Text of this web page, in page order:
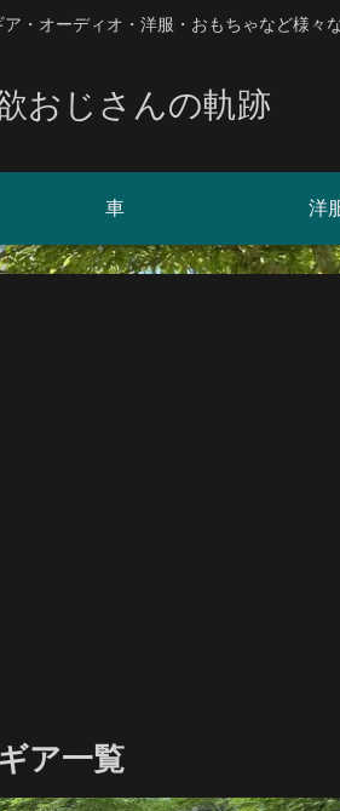
・オーディオ・洋服・おもちゃなど様々
おじさんの軌跡
車 洋
ア一覧